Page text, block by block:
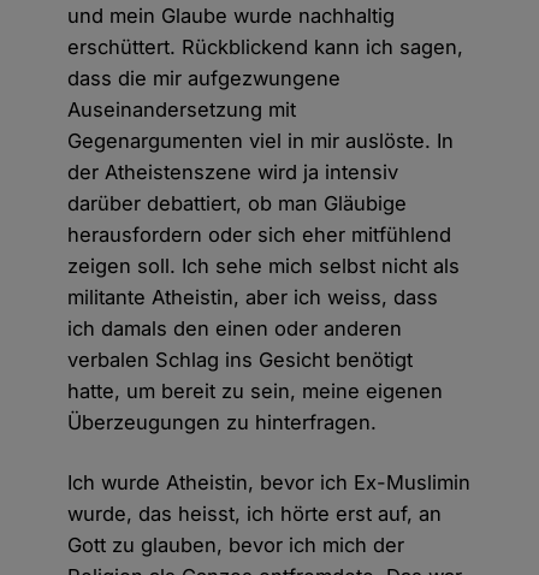
und mein Glaube wurde nachhaltig
erschüttert. Rückblickend kann ich sagen,
dass die mir aufgezwungene
Auseinandersetzung mit
Gegenargumenten viel in mir auslöste. In
der Atheistenszene wird ja intensiv
darüber debattiert, ob man Gläubige
herausfordern oder sich eher mitfühlend
zeigen soll. Ich sehe mich selbst nicht als
militante Atheistin, aber ich weiss, dass
ich damals den einen oder anderen
verbalen Schlag ins Gesicht benötigt
hatte, um bereit zu sein, meine eigenen
Überzeugungen zu hinterfragen.
Ich wurde Atheistin, bevor ich Ex-Muslimin
wurde, das heisst, ich hörte erst auf, an
Gott zu glauben, bevor ich mich der